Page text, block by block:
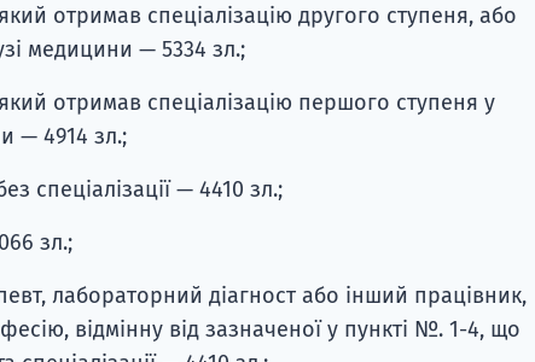
отримав спеціалізацію другого ступеня, або
медицини — 5334 зл.;
отримав спеціалізацію першого ступеня у
— 4914 зл.;
спеціалізації — 4410 зл.;
зл.;
лабораторний діагност або інший працівник,
відмінну від зазначеної у пункті №. 1-4, що